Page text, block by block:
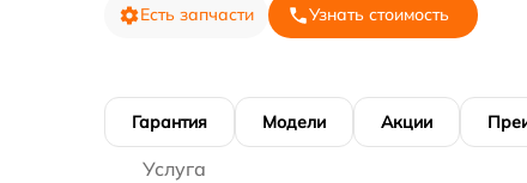
Есть запчасти Узнать стоимость
Гарантия Модели Акции
Услуга